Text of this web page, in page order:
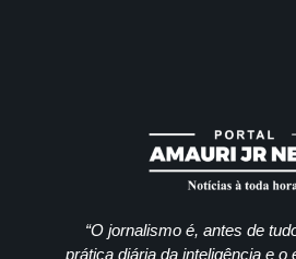
“O jornalismo é, antes de
prática diária da inteligência e o